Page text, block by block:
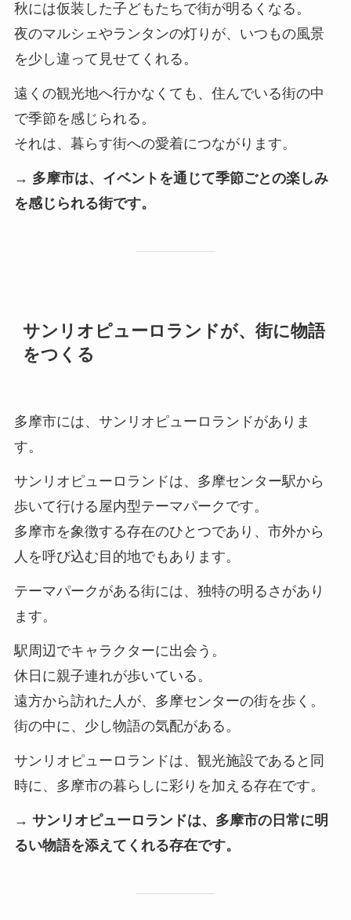
秋には仮装した子どもたちで街が明るくなる。
夜のマルシェやランタンの灯りが、いつもの風景
を少し違って見せてくれる。
遠くの観光地へ行かなくても、住んでいる街の中
で季節を感じられる。
それは、暮らす街への愛着につながります。
→ 多摩市は、イベントを通じて季節ごとの楽しみ
を感じられる街です。
サンリオピューロランドが、街に物語
をつくる
多摩市には、サンリオピューロランドがありま
す。
サンリオピューロランドは、多摩センター駅から
歩いて行ける屋内型テーマパークです。
多摩市を象徴する存在のひとつであり、市外から
人を呼び込む目的地でもあります。
テーマパークがある街には、独特の明るさがあり
ます。
駅周辺でキャラクターに出会う。
休日に親子連れが歩いている。
遠方から訪れた人が、多摩センターの街を歩く。
街の中に、少し物語の気配がある。
サンリオピューロランドは、観光施設であると同
時に、多摩市の暮らしに彩りを加える存在です。
→ サンリオピューロランドは、多摩市の日常に明
るい物語を添えてくれる存在です。